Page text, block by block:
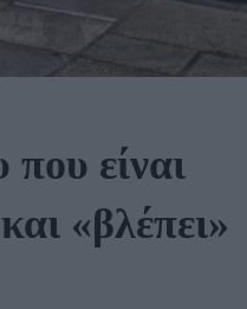
είναι
«βλέπει»